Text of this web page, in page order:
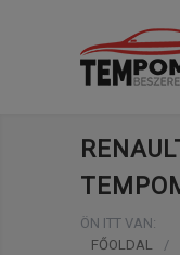
ÖN ITT VAN:
FŐOLDAL
/